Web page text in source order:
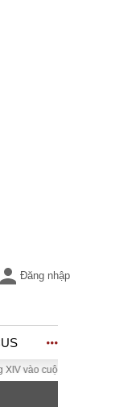
Đăng nhập
cuộc sống